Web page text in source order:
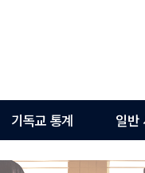
기독교 통계 일반